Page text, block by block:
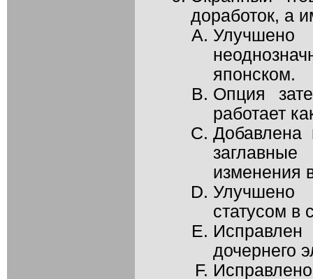
доработок, а
японском.
Опция
работает
Добавлена
изменения
статусом в
дочернего